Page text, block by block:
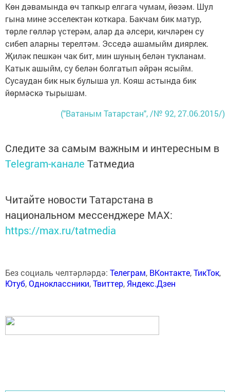
Көн дәвамында өч тапкыр елгага чумам, йөзәм. Шул
гына мине эсселектән коткара. Бакчам бик матур,
төрле гөлләр үстерәм, алар да әлсери, кичләрен су
сибеп аларны терелтәм. Эс­седә ашамыйм диярлек.
Җиләк пешкән чак бит, мин шуның белән тукланам.
Катык ашыйм, су белән болгатып әйрән ясыйм.
Сусаудан бик нык булыша ул. Кояш астында бик
йөрмәскә тырышам.
("Ватаным Татарстан", /№ 92, 27.06.2015/)
Следите за самым важным и интересным в
Telegram-канале Татмедиа
Читайте новости Татарстана в
национальном мессенджере MАХ:
https://max.ru/tatmedia
Без социаль челтәрләрдә: Телеграм, ВКонтакте,ТикТок,
Ютуб,Одноклассники,Твиттер, Яндекс.Дзен